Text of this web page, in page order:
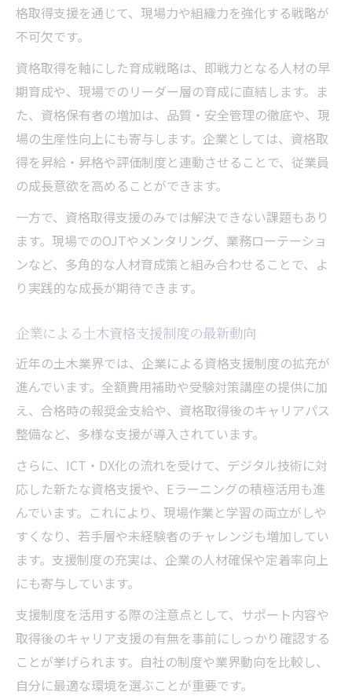
格取得支援を通じて、現場力や組織力を強化する戦略が
不可欠です。
資格取得を軸にした育成戦略は、即戦力となる人材の早
期育成や、現場でのリーダー層の育成に直結します。ま
た、資格保有者の増加は、品質・安全管理の徹底や、現
場の生産性向上にも寄与します。企業としては、資格取
得を昇給・昇格や評価制度と連動させることで、従業員
の成長意欲を高めることができます。
一方で、資格取得支援のみでは解決できない課題もあり
ます。現場でのOJTやメンタリング、業務ローテーショ
ンなど、多角的な人材育成策と組み合わせることで、よ
り実践的な成長が期待できます。
企業による土木資格支援制度の最新動向
近年の土木業界では、企業による資格支援制度の拡充が
進んでいます。全額費用補助や受験対策講座の提供に加
え、合格時の報奨金支給や、資格取得後のキャリアパス
整備など、多様な支援が導入されています。
さらに、ICT・DX化の流れを受けて、デジタル技術に対
応した新たな資格支援や、Eラーニングの積極活用も進
んでいます。これにより、現場作業と学習の両立がしや
すくなり、若手層や未経験者のチャレンジも増加してい
ます。支援制度の充実は、企業の人材確保や定着率向上
にも寄与しています。
支援制度を活用する際の注意点として、サポート内容や
取得後のキャリア支援の有無を事前にしっかり確認する
ことが挙げられます。自社の制度や業界動向を比較し、
自分に最適な環境を選ぶことが重要です。